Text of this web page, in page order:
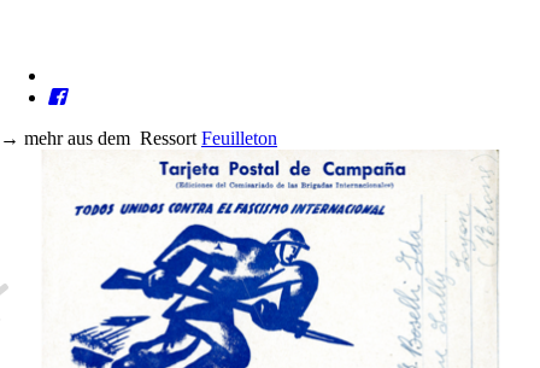
→ mehr aus dem Ressort Feuilleton